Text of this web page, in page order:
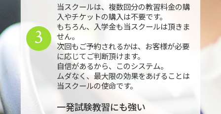
当スクールは、複数回分の教習料金の購
入やチケットの購入は不要です。
もちろん、入学金も当スクールは頂きま
せん。
次回もご予約されるかは、お客様が必要
に応じてご判断頂けます。
自信があるから、このシステム。
ムダなく、最大限の効果をあげることは
当スクールの使命です。
3
一発試験教習にも強い